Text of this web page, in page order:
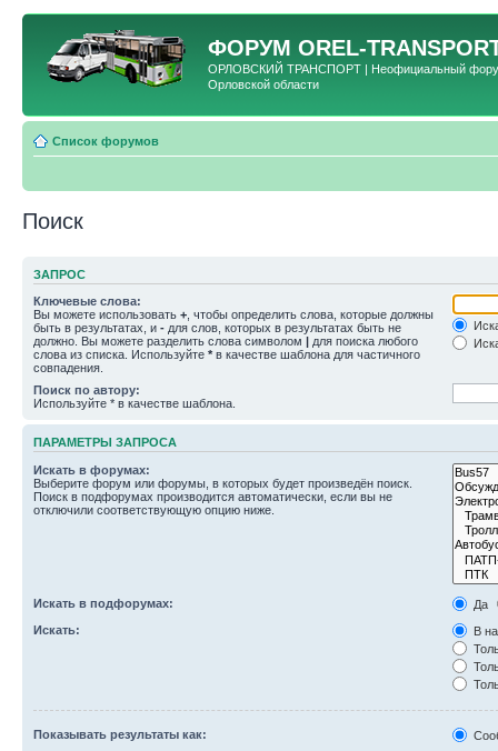
ФОРУМ OREL-
ОРЛОВСКИЙ ТРАНСПОРТ | Неофициальный форум
Орловской области
Список форумов
Поиск
ЗАПРОС
Ключевые слова:
Вы можете использовать + , чтобы определить слова, которые должны
быть в результатах, и - для слов, которых в результатах быть не
должно. Вы можете разделить слова символом | для поиска любого
слова из списка. Используйте * в качестве шаблона для частичного
совпадения.
Поиск по автору:
Используйте * в качестве шаблона.
ПАРАМЕТРЫ ЗАПРОСА
Искать в форумах:
Выберите форум или форумы, в которых будет произведён поиск.
Поиск в подфорумах производится автоматически, если вы не
отключили соответствующую опцию ниже.
Искать в подфорумах:
Да
Искать:
В
Показывать результаты как: